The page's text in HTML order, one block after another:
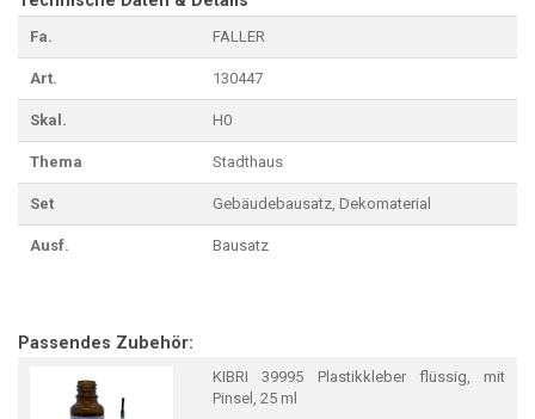
Fa. FALLER
Art. 130447
Skal. H0
Thema Stadthaus
Set Gebäudebausatz, Dekomaterial
Ausf. Bausatz
Passendes Zubehör:
KIBRI 39995 Plastikkleber flüssig, mit
Pinsel, 25 ml